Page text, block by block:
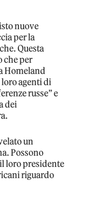
nuove
per la
Questa
che per
Homeland
agenti di
russe” e
dei
un
Possono
loro presidente
riguardo